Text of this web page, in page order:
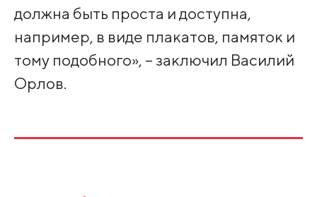
должна быть проста и доступна,
например, в виде плакатов, памяток и
тому подобного», – заключил Василий
Орлов.